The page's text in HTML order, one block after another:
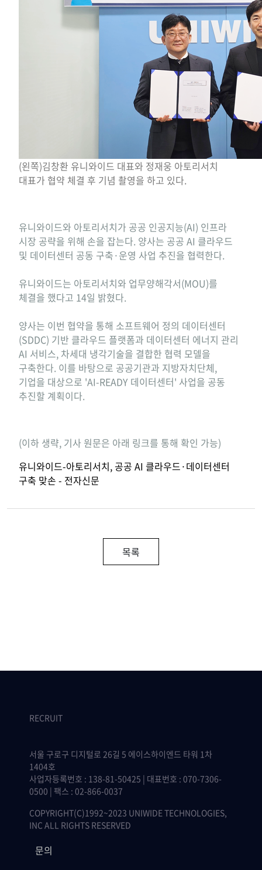
(왼쪽)김창환 유니와이드 대표와 정재웅 아토리서치
대표가 협약 체결 후 기념 촬영을 하고 있다.
유니와이드와 아토리서치가 공공 인공지능(AI) 인프라
시장 공략을 위해 손을 잡는다. 양사는 공공 AI 클라우드
및 데이터센터 공동 구축·운영 사업 추진을 협력한다.
유니와이드는 아토리서치와 업무양해각서(MOU)를
체결을 했다고 14일 밝혔다.
양사는 이번 협약을 통해 소프트웨어 정의 데이터센터
(SDDC) 기반 클라우드 플랫폼과 데이터센터 에너지 관리
AI 서비스, 차세대 냉각기술을 결합한 협력 모델을
구축한다. 이를 바탕으로 공공기관과 지방자치단체,
기업을 대상으로 'AI-READY 데이터센터' 사업을 공동
추진할 계획이다.
(이하 생략, 기사 원문은 아래 링크를 통해 확인 가능)
유니와이드-아토리서치, 공공 AI 클라우드·데이터센터
구축 맞손 - 전자신문
목록
RECRUIT
서울 구로구 디지털로 26길 5 에이스하이엔드 타워 1차
1404호
사업자등록번호 : 138-81-50425 | 대표번호 : 070-7306-
0500 | 팩스 : 02-866-0037
COPYRIGHT(C)1992~2023 UNIWIDE TECHNOLOGIES,
INC ALL RIGHTS RESERVED
문의